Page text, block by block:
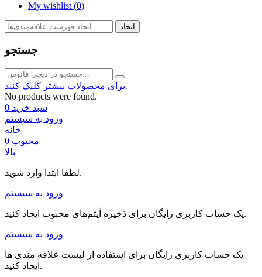
My wishlist (0)
ایجاد
جستجو
برای محصولات بیشتر کلیک کنید.
No products were found.
سبد خرید 0
ورود به سیستم
خانه
محبوب 0
بالا
لطفا ابتدا وارد شوید.
ورود به سیستم
یک حساب کاربری رایگان برای ذخیره آیتم‌های محبوب ایجاد کنید.
ورود به سیستم
یک حساب کاربری رایگان برای استفاده از لیست علاقه مندی ها
ایجاد کنید.